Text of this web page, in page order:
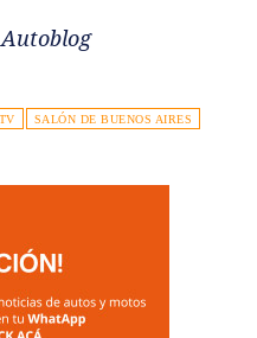
SALÓN DE BUENOS AIRES